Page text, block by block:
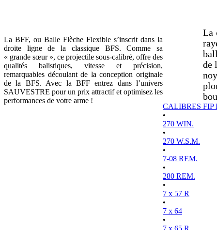
La BFF, ou Balle Flèche Flexible s’inscrit dans la
droite ligne de la classique BFS. Comme sa
« grande sœur », ce projectile sous-calibré, offre des
qualités balistiques, vitesse et précision,
remarquables découlant de la conception originale
de la BFS. Avec la BFF entrez dans l’univers
SAUVESTRE pour un prix attractif et optimisez les
performances de votre arme !
La
de
CALIBRES FIP
•
270 WIN.
•
270 W.S.M.
•
7-08 REM.
•
280 REM.
•
7 x 57 R
•
7 x 64
•
7 x 65 R